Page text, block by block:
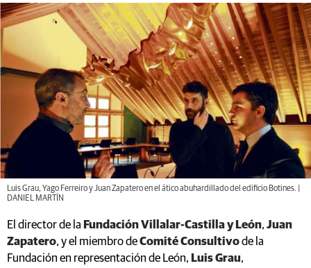
Luis Grau, Yago Ferreiro y Juan Zapatero en el ático abuhardillado del edificio Botines. |
DANIEL MARTÍN
El director de la Fundación Villalar-Castilla y León, Juan
Zapatero, y el miembro deComité Consultivode la
Fundación en representación de León, Luis Grau,